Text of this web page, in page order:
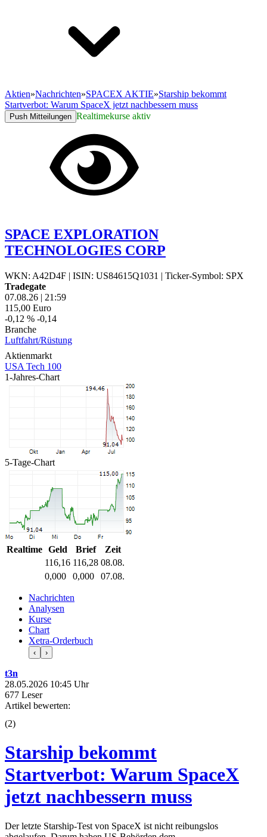
Aktien»Nachrichten»SPACEX AKTIE»Starship bekommt
Startverbot: Warum SpaceX jetzt nachbessern muss
Push Mitteilungen Realtimekurse aktiv
SPACE EXPLORATION
TECHNOLOGIES CORP
WKN: A42D4F | ISIN: US84615Q1031 | Ticker-Symbol: SPX
Tradegate
07.08.26 | 21:59
115,00 Euro
-0,12 % -0,14
Branche
Luftfahrt/Rüstung
Aktienmarkt
USA Tech 100
1-Jahres-Chart
5-Tage-Chart
Realtime Geld Brief
Zeit
116,16 116,28 08.08.
0,000
0,000 07.08.
Nachrichten
Analysen
Kurse
Chart
Xetra-Orderbuch
‹ ›
t3n
28.05.2026 10:45 Uhr
677 Leser
Artikel bewerten:
(2)
Starship bekommt
Startverbot: Warum SpaceX
jetzt nachbessern muss
Der letzte Starship-Test von SpaceX ist nicht reibungslos